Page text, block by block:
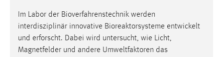
Im Labor der Bioverfahrenstechnik werden
interdisziplinär innovative Bioreaktorsysteme entwickelt
und erforscht. Dabei wird untersucht, wie Licht,
Magnetfelder und andere Umweltfaktoren das